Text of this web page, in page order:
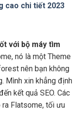
cao chi tiết 2023
với bộ máy tìm
nó là một Theme
nên bạn không
Mình xin khẳng định
kết quả SEO. Các
ra Flatsome, tối ưu